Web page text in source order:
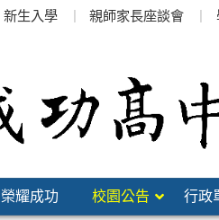
新生入學 親師家長座談會
榮耀成功 校園公告 行政